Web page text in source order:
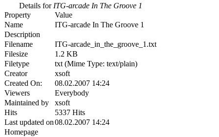
Details forITG-arcade In The Groove 1
Property
Value
Name
ITG-arcade In The Groove 1
Description
Filename
ITG-arcade_in_the_groove_1.txt
Filesize
1.2 KB
Filetype
txt (Mime Type: text/plain)
Creator
xsoft
Created On:
08.02.2007 14:24
Viewers
Everybody
Maintained by
xsoft
Hits
5337 Hits
Last updated on08.02.2007 14:24
Homepage